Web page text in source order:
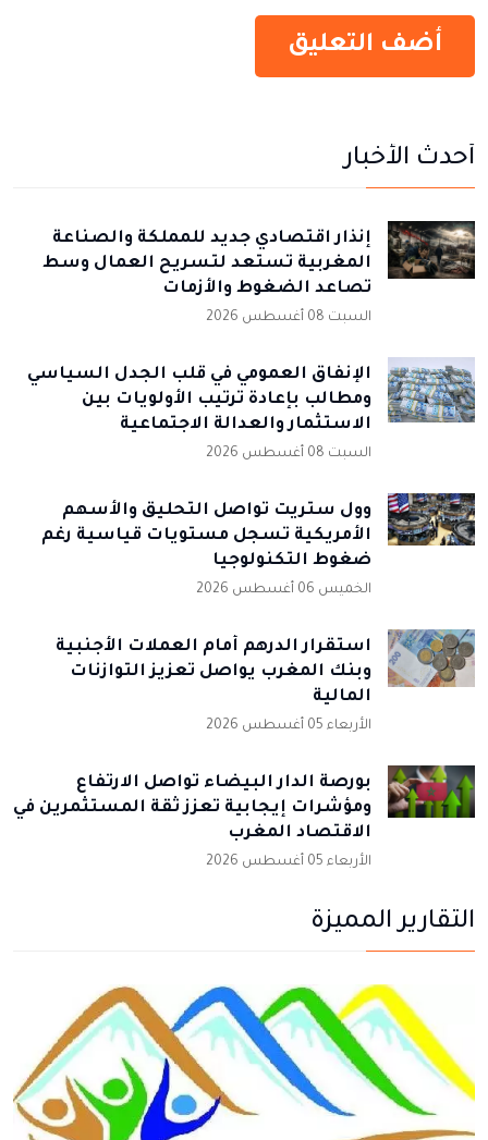
أحدث الأخبار
إنذار اقتصادي جديد للمملكة والصناعة
المغربية تستعد لتسريح العمال وسط
تصاعد الضغوط والأزمات
السبت 08 أغسطس 2026
الإنفاق العمومي في قلب الجدل السياسي
ومطالب بإعادة ترتيب الأولويات بين
الاستثمار والعدالة الاجتماعية
السبت 08 أغسطس 2026
وول ستريت تواصل التحليق والأسهم
الأمريكية تسجل مستويات قياسية رغم
ضغوط التكنولوجيا
الخميس 06 أغسطس 2026
استقرار الدرهم أمام العملات الأجنبية
وبنك المغرب يواصل تعزيز التوازنات
المالية
الأربعاء 05 أغسطس 2026
بورصة الدار البيضاء تواصل الارتفاع
ومؤشرات إيجابية تعزز ثقة المستثمرين في
الاقتصاد المغرب
الأربعاء 05 أغسطس 2026
التقارير المميزة